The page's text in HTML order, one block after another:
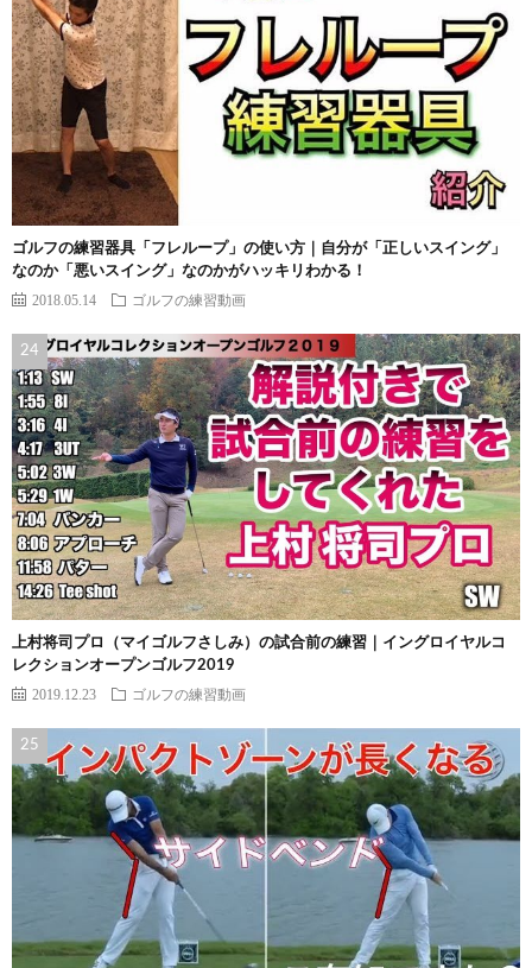
ゴルフの練習器具「フレループ」の使い方｜自分が「正しいスイング」
なのか「悪いスイング」なのかがハッキリわかる！
2018.05.14 ゴルフの練習動画
上村将司プロ（マイゴルフさしみ）の試合前の練習｜イングロイヤルコ
レクションオープンゴルフ2019
2019.12.23 ゴルフの練習動画